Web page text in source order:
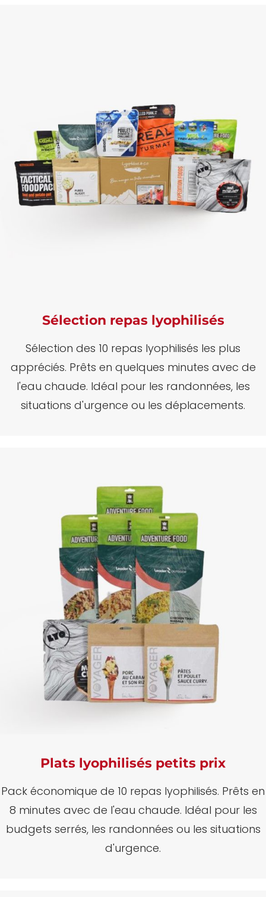
Sélection repas lyophilisés
Sélection des 10 repas lyophilisés les plus
appréciés. Prêts en quelques minutes avec de
l'eau chaude. Idéal pour les randonnées, les
situations d'urgence ou les déplacements.
Plats lyophilisés petits prix
Pack économique de 10 repas lyophilisés. Prêts en
8 minutes avec de l'eau chaude. Idéal pour les
budgets serrés, les randonnées ou les situations
d'urgence.